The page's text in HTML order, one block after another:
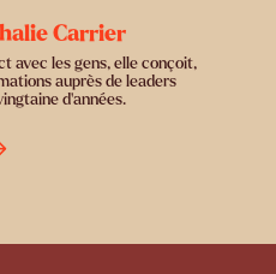
Carrier
avec les gens, elle conçoit,
auprès de leaders
d’années.